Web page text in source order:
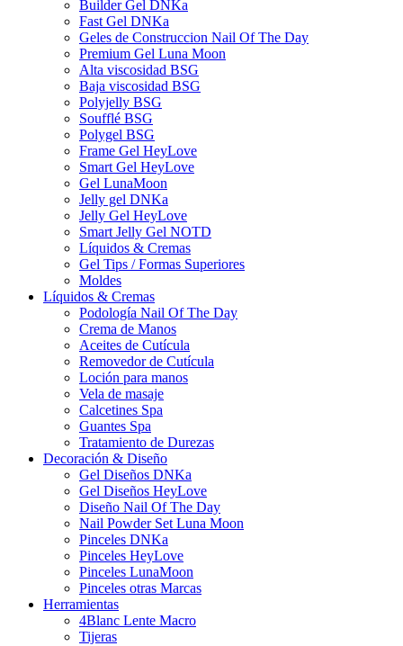
Builder Gel DNKa
Fast Gel DNKa
Geles de Construccion Nail Of The Day
Premium Gel Luna Moon
Alta viscosidad BSG
Baja viscosidad BSG
Polyjelly BSG
Soufflé BSG
Polygel BSG
Frame Gel HeyLove
Smart Gel HeyLove
Gel LunaMoon
Jelly gel DNKa
Jelly Gel HeyLove
Smart Jelly Gel NOTD
Líquidos & Cremas
Gel Tips / Formas Superiores
Moldes
Líquidos & Cremas
Podología Nail Of The Day
Crema de Manos
Aceites de Cutícula
Removedor de Cutícula
Loción para manos
Vela de masaje
Calcetines Spa
Guantes Spa
Tratamiento de Durezas
Decoración & Diseño
Gel Diseños DNKa
Gel Diseños HeyLove
Diseño Nail Of The Day
Nail Powder Set Luna Moon
Pinceles DNKa
Pinceles HeyLove
Pinceles LunaMoon
Pinceles otras Marcas
Herramientas
4Blanc Lente Macro
Tijeras